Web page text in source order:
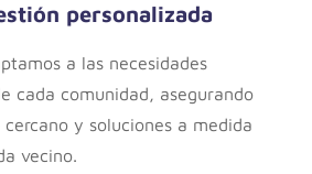
personalizada
a las necesidades
cada comunidad, asegurando
y soluciones a medida
vecino.